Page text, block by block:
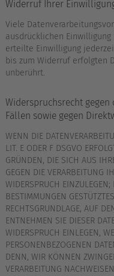
Widerruf Ihrer
Viele
ausdrücklichen
erteilte Einwilligung
bis zum Widerruf erfolgten
unberührt.
Widerspruchsrecht
Fällen sowie gegen
WENN DIE
LIT. E ODER F DSGVO
GRÜNDEN, DIE SICH AUS
GEGEN DIE VERARBEITUNG
WIDERSPRUCH
BESTIMMUNGEN
RECHTSGRUNDLAGE, AUF
ENTNEHMEN SIE DIESER
WIDERSPRUCH EINLEGEN,
PERSONENBEZOGENEN
DENN, WIR KÖNNEN
VERARBEITUNG